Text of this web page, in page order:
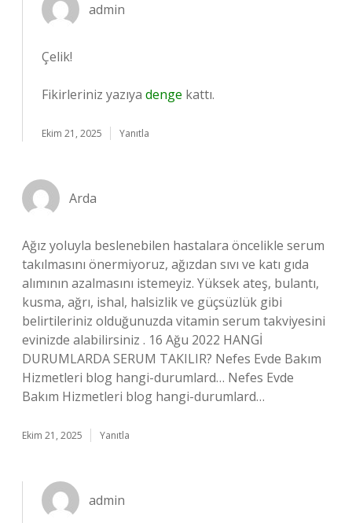
admin
Çelik!
Fikirleriniz yazıya denge kattı.
Ekim 21, 2025 Yanıtla
Arda
Ağız yoluyla beslenebilen hastalara öncelikle serum
takılmasını önermiyoruz, ağızdan sıvı ve katı gıda
alımının azalmasını istemeyiz. Yüksek ateş, bulantı,
kusma, ağrı, ishal, halsizlik ve güçsüzlük gibi
belirtileriniz olduğunuzda vitamin serum takviyesini
evinizde alabilirsiniz . 16 Ağu 2022 HANGİ
DURUMLARDA SERUM TAKILIR? Nefes Evde Bakım
Hizmetleri blog hangi-durumlard… Nefes Evde
Bakım Hizmetleri blog hangi-durumlard…
Ekim 21, 2025 Yanıtla
admin